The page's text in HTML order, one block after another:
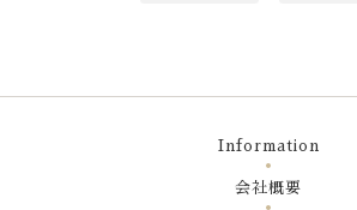
Information
会社概要